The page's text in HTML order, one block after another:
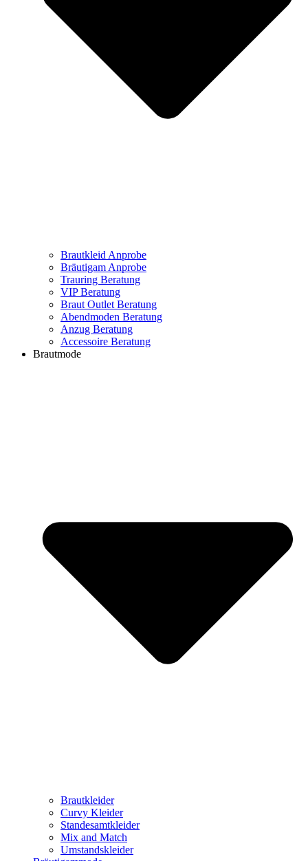
Brautkleid Anprobe
Bräutigam Anprobe
Trauring Beratung
VIP Beratung
Braut Outlet Beratung
Abendmoden Beratung
Anzug Beratung
Accessoire Beratung
Brautmode
Brautkleider
Curvy Kleider
Standesamtkleider
Mix and Match
Umstandskleider